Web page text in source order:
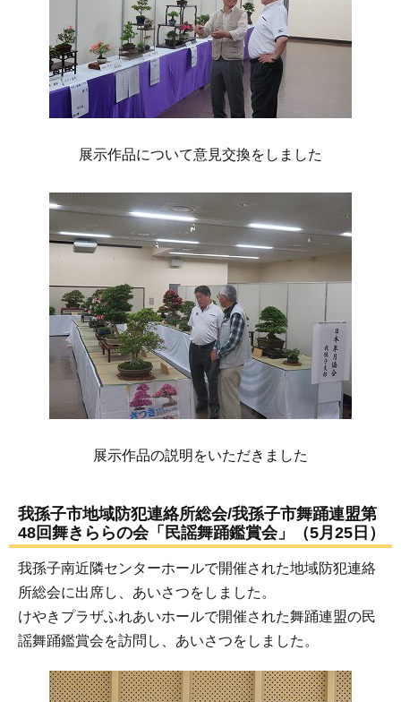
展示作品について意見交換をしました
展示作品の説明をいただきました
我孫子市地域防犯連絡所総会/我孫子市舞踊連盟第
48回舞きららの会「民謡舞踊鑑賞会」（5月25日）
我孫子南近隣センターホールで開催された地域防犯連絡
所総会に出席し、あいさつをしました。
けやきプラザふれあいホールで開催された舞踊連盟の民
謡舞踊鑑賞会を訪問し、あいさつをしました。